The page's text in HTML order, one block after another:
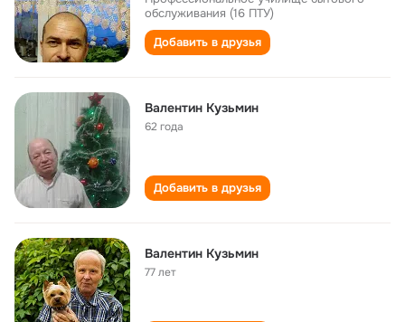
обслуживания (16 ПТУ)
Добавить в друзья
Валентин Кузьмин
62 года
Добавить в друзья
Валентин Кузьмин
77 лет